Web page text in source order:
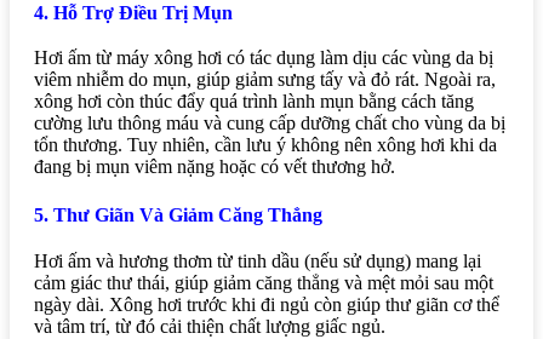
4. Hỗ Trợ Điều Trị Mụn
Hơi ấm từ máy xông hơi có tác dụng làm dịu các vùng da bị
viêm nhiễm do mụn, giúp giảm sưng tấy và đỏ rát. Ngoài ra,
xông hơi còn thúc đẩy quá trình lành mụn bằng cách tăng
cường lưu thông máu và cung cấp dưỡng chất cho vùng da bị
tổn thương. Tuy nhiên, cần lưu ý không nên xông hơi khi da
đang bị mụn viêm nặng hoặc có vết thương hở.
5. Thư Giãn Và Giảm Căng Thẳng
Hơi ấm và hương thơm từ tinh dầu (nếu sử dụng) mang lại
cảm giác thư thái, giúp giảm căng thẳng và mệt mỏi sau một
ngày dài. Xông hơi trước khi đi ngủ còn giúp thư giãn cơ thể
và tâm trí, từ đó cải thiện chất lượng giấc ngủ.